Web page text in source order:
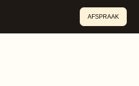
AFSPRAAK